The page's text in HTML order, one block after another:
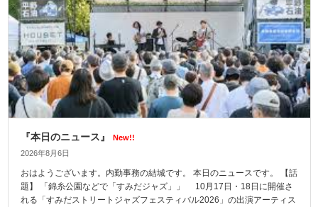
『本日のニュース』
New!!
2026年8月6日
おはようございます。内勤事務の結城です。 本日のニュースです。 【話
題】 「錦糸公園などで「すみだジャズ」」 10月17日・18日に開催さ
れる「すみだストリートジャズフェスティバル2026」の出演アーティス